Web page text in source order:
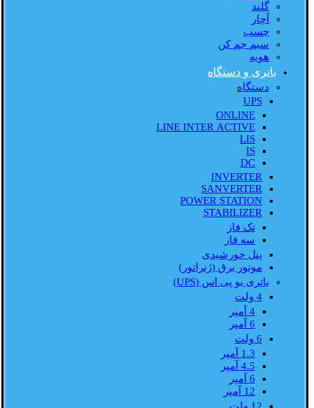
گلند
آچار
چسب
سیم جم کن
هویه
باتری و دستگاه
دستگاه
UPS
ONLINE
LINE INTER ACTIVE
LIS
IS
DC
INVERTER
SANVERTER
POWER STATION
STABILIZER
تک فاز
سه فاز
پنل خورشیدی
موتور برق (ژنراتور)
باتری یو پی اس (UPS)
4 ولت
4 آمپر
6 آمپر
6 ولت
1.3 آمپر
4.5 آمپر
6 آمپر
12 آمپر